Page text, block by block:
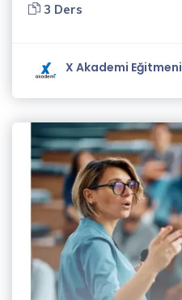
3 Ders
X Akademi Eğitmeni